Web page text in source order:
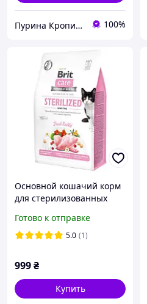
Пурина Кропивницкий 100%
Основной кошачий корм
для стерилизованных
гипоаллергенный Brit
Care Cat Sterilized
Готово к отправке
5.0 (1)
999₴
Купить